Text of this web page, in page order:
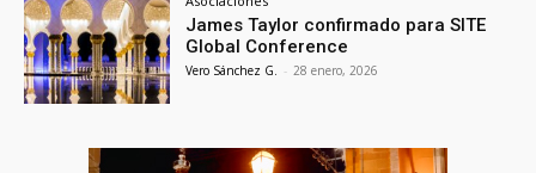
James Taylor confirmado para SITE
Global Conference
Vero Sánchez G. - 28 enero, 2026